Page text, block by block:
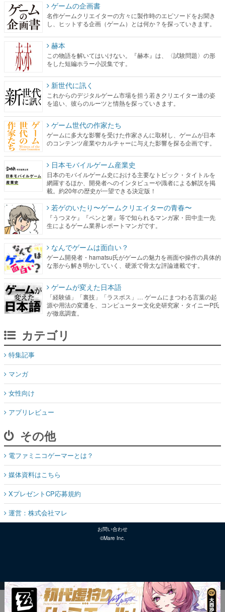
ゲームの企画書
名作ゲームクリエイターの方々に製作時のエピソードをお聞き
し、ヒットする企画（ゲーム）とは何か？を探っていきます。
赫本
この物語を解いてはいけない。『赫本』は、〈試験問題〉の形
をした短編ホラー小説集です。
新世代に訊く
これからのデジタルゲーム市場を担う若きクリエイター達の姿
を追い、彼らのルーツと情熱を探っていきます。
ゲーム世代の作家たち
ゲームに多大な影響を受けた作家さんに取材し、ゲームが日本
のコンテンツ産業やカルチャーに与えた影響を探る企画です。
日本モバイルゲーム産業史
日本のモバイルゲーム史における主要なトピック・タイトルを
網羅するほか、開発者へのインタビューや識者による解説を掲
載。約20年の歴史が一望できる決定版！
若ゲのいたり〜ゲームクリエイターの青春〜
『うつヌケ』『ペンと箸』等で知られるマンガ家・田中圭一先
生によるゲーム業界レポートマンガです。
なんでゲームは面白い？
ゲーム開発者・hamatsu氏がゲームの魅力を画面や操作の具体的
な形から解き明かしていく、硬派で骨太な評論連載です。
ゲームが変えた日本語
「経験値」「裏技」「ラスボス」… ゲームにまつわる言葉の起
源や用法の変遷を、コンピューター文化史研究家・タイニーP氏
が徹底調査。
カテゴリ
特集記事
マンガ
女性向け
アプリレビュー
その他
電ファミニコゲーマーとは？
媒体資料はこちら
XプレゼントCP応募規約
運営：株式会社マレ
お問い合わせ
©Mare Inc.